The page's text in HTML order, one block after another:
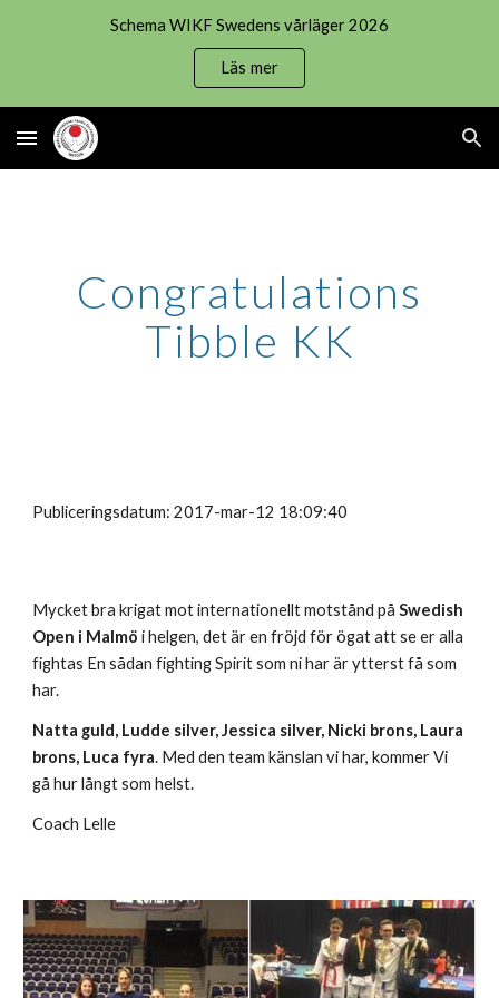
Schema WIKF Swedens vårläger 2026
Läs mer
Congratulations
Tibble KK
Publiceringsdatum: 2017-mar-12 18:09:40
Mycket bra krigat mot internationellt motstånd påSwedish
Open i Malmöi helgen, det är en fröjd för ögat att se er alla
fightas En sådan fighting Spirit som ni har är ytterst få som
har.
Natta guld, Ludde silver, Jessica silver, Nicki brons, Laura
brons, Luca fyra. Med den team känslan vi har, kommer Vi
gå hur långt som helst.
Coach Lelle